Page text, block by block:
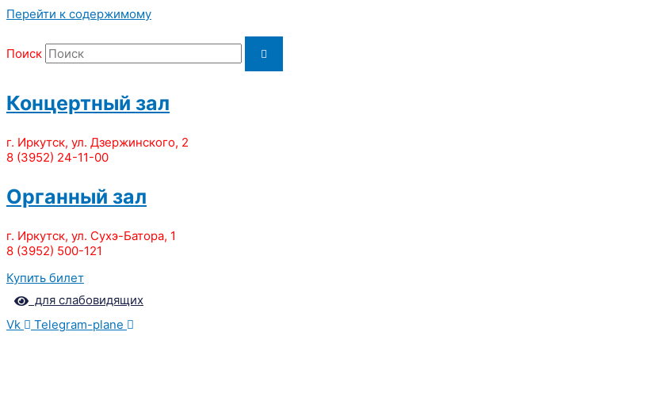
Перейти к содержимому
Поиск
Концертный зал
г. Иркутск, ул. Дзержинского, 2
8 (3952) 24-11-00
Органный зал
г. Иркутск, ул. Сухэ-Батора, 1
8 (3952) 500-121
Купить билет
для слабовидящих
Vk
Telegram-plane